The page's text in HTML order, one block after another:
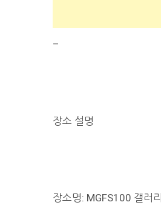
–
장소 설명
장소명: MGFS100 갤러리